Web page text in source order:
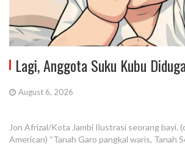
Lagi, Anggota Suku Kubu
August 6, 2026
Jon Afrizal/Kota Jambi Ilustrasi seorang bayi.
American) “Tanah Garo pangkal waris, Tanah